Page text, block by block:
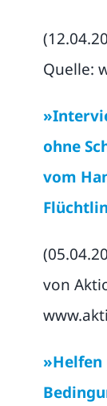
Quelle:
ohne
vom
von